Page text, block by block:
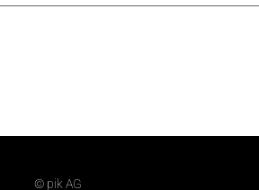
© pik AG